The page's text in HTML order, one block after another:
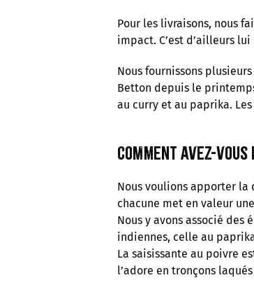
Pour les livraisons, nous
impact. C’est d’ailleurs
Nous fournissons
Betton depuis le
au curry et au paprika.
Comment avez-
Nous voulions apporter la
chacune met en valeur
Nous y avons associé des
indiennes, celle au
La saisissante au poivre
l’adore en tronçons